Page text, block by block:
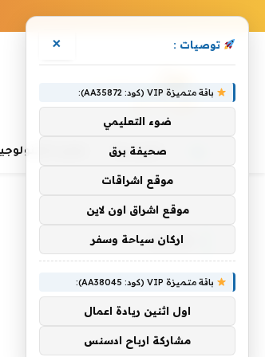
الرئيسية تعلم
نفسك
توصيات : ×
باقة متميزة VIP (كود: AA35872):
ضوء التعليمي
صحيفة برق
موقع اشراقات
موقع اشراق اون لاين
اركان سياحة وسفر
باقة متميزة VIP (كود: AA38045):
اول اثنين ريادة اعمال
مشاركة ارباح ادسنس